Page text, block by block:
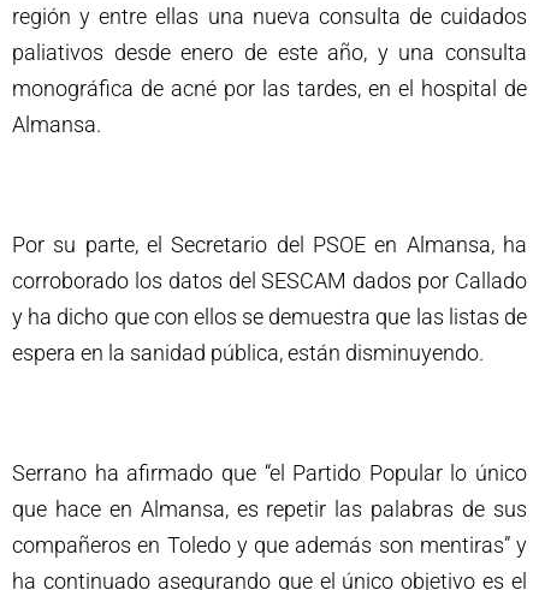
región y entre ellas una nueva consulta de cuidados
paliativos desde enero de este año, y una consulta
monográfica de acné por las tardes, en el hospital de
Almansa.
Por su parte, el Secretario del PSOE en Almansa, ha
corroborado los datos del SESCAM dados por Callado
y ha dicho que con ellos se demuestra que las listas de
espera en la sanidad pública, están disminuyendo.
Serrano ha afirmado que “el Partido Popular lo único
que hace en Almansa, es repetir las palabras de sus
compañeros en Toledo y que además son mentiras” y
ha continuado asegurando que el único objetivo es el